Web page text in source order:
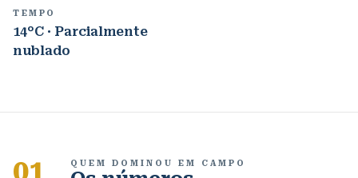
TEMPO
14°C · Parcialmente
nublado
QUEM DOMINOU EM CAMPO